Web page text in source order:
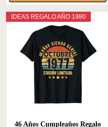
IDEAS REGALO AÑO 1980
46 Años Cumpleaños Regalo